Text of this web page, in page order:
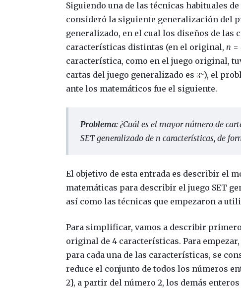
Siguiendo una de las técnicas habituales
consideró la siguiente generalización del
generalizado, en el cual los diseños de
características distintas (en el original,n =
característica, como en el juego original,
cartas del juego generalizado es
), el
ante los matemáticos fue el siguiente.
Problema:¿Cuál es el mayor número de
SET generalizado den características, de
El objetivo de esta entrada es describir el
matemáticas para describir el juego SET
así como las técnicas que empezaron a
Para simplificar, vamos a describir
original de 4 características. Para
para cada una de las características, se
reduce el conjunto de todos los números
2}, a partir del número 2, los demás